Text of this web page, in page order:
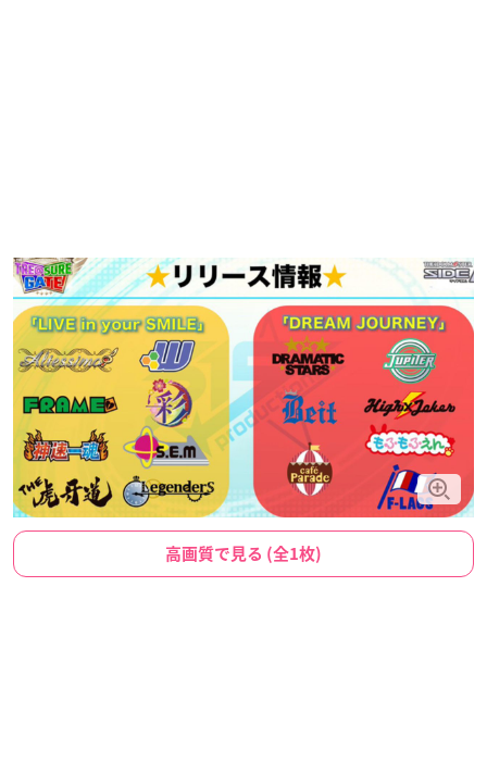
高画質で見る (全1枚)